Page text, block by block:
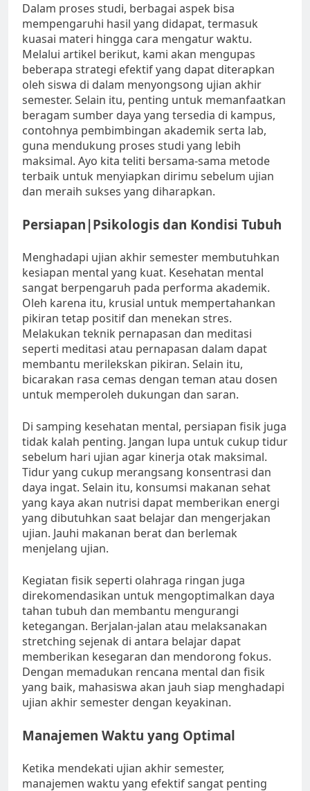
Dalam proses studi, berbagai aspek bisa
mempengaruhi hasil yang didapat, termasuk
kuasai materi hingga cara mengatur waktu.
Melalui artikel berikut, kami akan mengupas
beberapa strategi efektif yang dapat diterapkan
oleh siswa di dalam menyongsong ujian akhir
semester. Selain itu, penting untuk memanfaatkan
beragam sumber daya yang tersedia di kampus,
contohnya pembimbingan akademik serta lab,
guna mendukung proses studi yang lebih
maksimal. Ayo kita teliti bersama-sama metode
terbaik untuk menyiapkan dirimu sebelum ujian
dan meraih sukses yang diharapkan.
Persiapan|Psikologis dan Kondisi Tubuh
Menghadapi ujian akhir semester membutuhkan
kesiapan mental yang kuat. Kesehatan mental
sangat berpengaruh pada performa akademik.
Oleh karena itu, krusial untuk mempertahankan
pikiran tetap positif dan menekan stres.
Melakukan teknik pernapasan dan meditasi
seperti meditasi atau pernapasan dalam dapat
membantu merilekskan pikiran. Selain itu,
bicarakan rasa cemas dengan teman atau dosen
untuk memperoleh dukungan dan saran.
Di samping kesehatan mental, persiapan fisik juga
tidak kalah penting. Jangan lupa untuk cukup tidur
sebelum hari ujian agar kinerja otak maksimal.
Tidur yang cukup merangsang konsentrasi dan
daya ingat. Selain itu, konsumsi makanan sehat
yang kaya akan nutrisi dapat memberikan energi
yang dibutuhkan saat belajar dan mengerjakan
ujian. Jauhi makanan berat dan berlemak
menjelang ujian.
Kegiatan fisik seperti olahraga ringan juga
direkomendasikan untuk mengoptimalkan daya
tahan tubuh dan membantu mengurangi
ketegangan. Berjalan-jalan atau melaksanakan
stretching sejenak di antara belajar dapat
memberikan kesegaran dan mendorong fokus.
Dengan memadukan rencana mental dan fisik
yang baik, mahasiswa akan jauh siap menghadapi
ujian akhir semester dengan keyakinan.
Manajemen Waktu yang Optimal
Ketika mendekati ujian akhir semester,
manajemen waktu yang efektif sangat penting